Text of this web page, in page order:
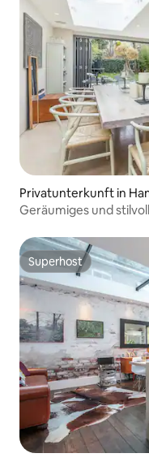
Privatunterkunft in
Geräumiges und
Superhost
Superhost